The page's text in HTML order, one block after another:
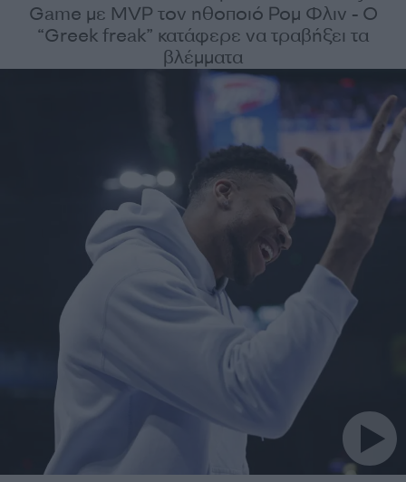
Game με MVP τον ηθοποιό Ρομ Φλιν - Ο
“Greek freak” κατάφερε να τραβήξει τα
βλέμματα